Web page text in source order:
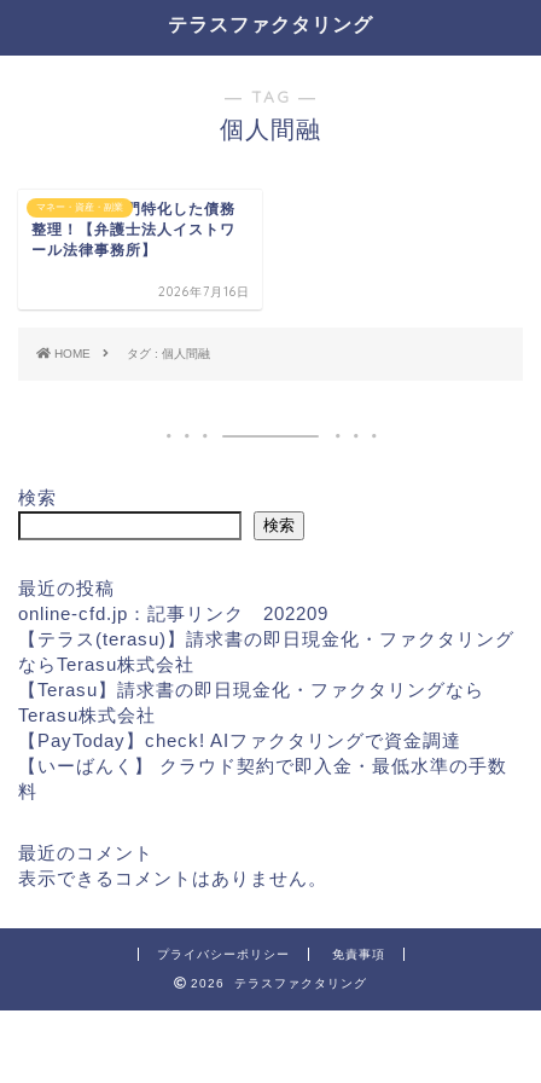
テラスファクタリング
― TAG ―
個人間融
マネー・資産・副業
借金問題に専門特化した債務
整理！【弁護士法人イストワ
ール法律事務所】
2026年7月16日
HOME タグ : 個人間融
検索
検索
最近の投稿
online-cfd.jp：記事リンク 202209
【テラス(terasu)】請求書の即日現金化・ファクタリング
ならTerasu株式会社
【Terasu】請求書の即日現金化・ファクタリングなら
Terasu株式会社
【PayToday】check! AIファクタリングで資金調達
【いーばんく】 クラウド契約で即入金・最低水準の手数
料
最近のコメント
表示できるコメントはありません。
プライバシーポリシー 免責事項
2026 テラスファクタリング